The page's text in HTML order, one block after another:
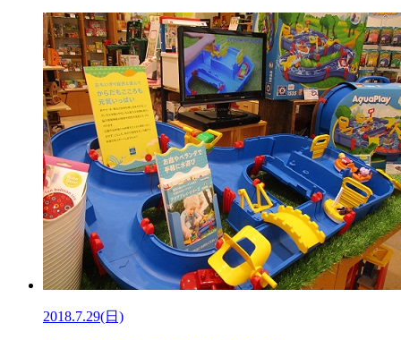
2018.7.29(日)